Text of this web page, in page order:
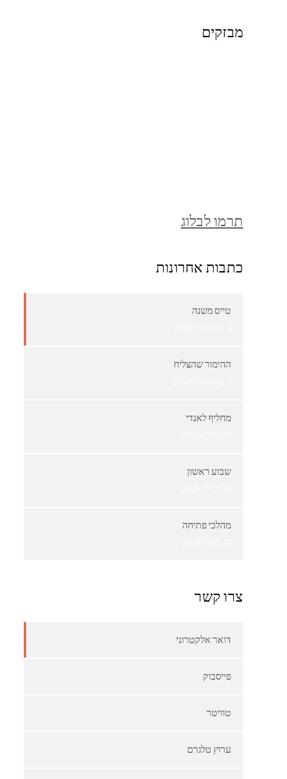
מבזקים
תרמו לבלוג
כתבות אחרונות
טייס משנה
ההימור שהצליח
מחליף לאנדי
שבוע ראשון
מהלכי פתיחה
צרו קשר
דואר אלקטרוני
פייסבוק
טוויטר
ערוץ טלגרם